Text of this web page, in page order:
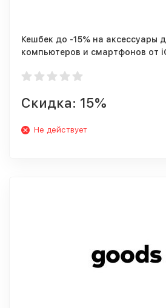
Кешбек до -15% на аксессуары
компьютеров и смартфонов от
Скидка: 15%
Не действует